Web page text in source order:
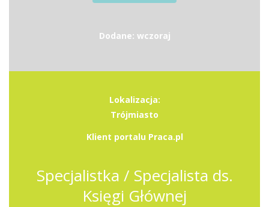
Dodane: wczoraj
Lokalizacja:
Trójmiasto
Klient portalu Praca.pl
Specjalistka / Specjalista ds.
Księgi Głównej